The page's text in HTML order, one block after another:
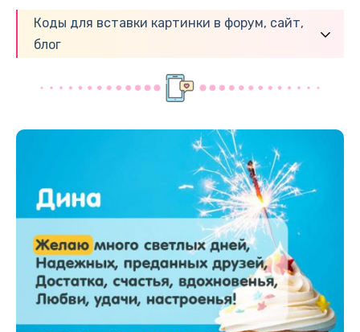
Коды для вставки картинки в форум, сайт,
блог